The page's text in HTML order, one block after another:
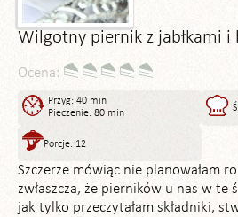
Wilgotny piernik z jabłkami i
Ocena:
Przyg: 40 min
Pieczenie: 80 min
Porcje: 12
Szczerze mówiąc nie planowałam
zwłaszcza, że pierników u nas w te
jak tylko przeczytałam składniki,